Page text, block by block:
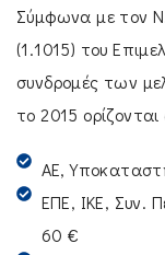
Σύμφωνα με τον
(1.1015) του
συνδρομές των
το 2015
ΑΕ,
ΕΠΕ, ΙΚΕ, Συν.
60 €